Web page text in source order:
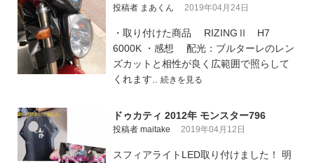
投稿者 まあくん 2019年04月24日
・取り付けた商品 RIZINGⅡ H7
6000K ・感想 配光：ブルターレのレン
ズカットと相性が良く広範囲で照らして
くれます.. 続きを見る
ドゥカティ 2012年 モンスター796
投稿者 maitake 2019年04月12日
スフィアライトLED取り付けました！ 明